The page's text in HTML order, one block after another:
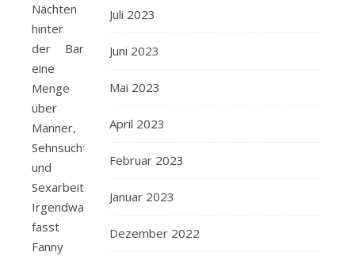
Nächten
hinter
der Bar
eine
Menge
über
Männer,
Sehnsucht
und
Sexarbeit.
Irgendwann
fasst
Fanny
Juli 2023
Juni 2023
Mai 2023
April 2023
Februar 2023
Januar 2023
Dezember 2022